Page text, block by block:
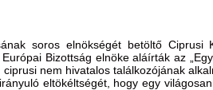
soros elnökségét betöltő Ciprusi
Bizottság elnöke aláírták az
nem hivatalos találkozójának
eltökéltségét, hogy egy